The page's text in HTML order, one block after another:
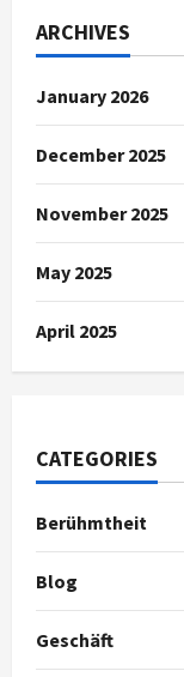
ARCHIVES
January 2026
December 2025
November 2025
May 2025
April 2025
CATEGORIES
Berühmtheit
Blog
Geschäft